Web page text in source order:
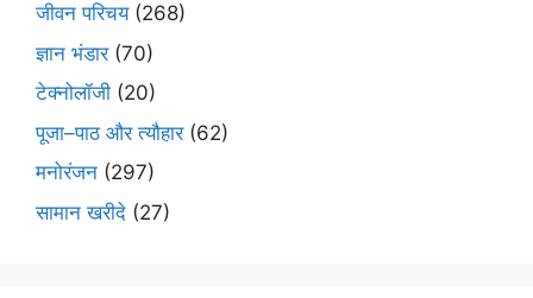
जीवन परिचय(268)
ज्ञान भंडार(70)
टेक्नोलॉजी (20)
पूजा–पाठ और त्यौहार(62)
मनोरंजन (297)
सामान खरीदे (27)